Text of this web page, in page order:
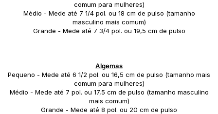
comum para mulheres)
Médio - Mede até 7 1/4 pol. ou 18 cm de pulso (tamanho
masculino mais comum)
Grande - Mede até 7 3/4 pol. ou 19,5 cm de pulso
Algemas
Pequeno - Mede até 6 1/2 pol. ou 16,5 cm de pulso (tamanho mais
comum para mulheres)
Médio - Mede até 7 pol. ou 17,5 cm de pulso (tamanho masculino
mais comum)
Grande - Mede até 8 pol. ou 20 cm de pulso